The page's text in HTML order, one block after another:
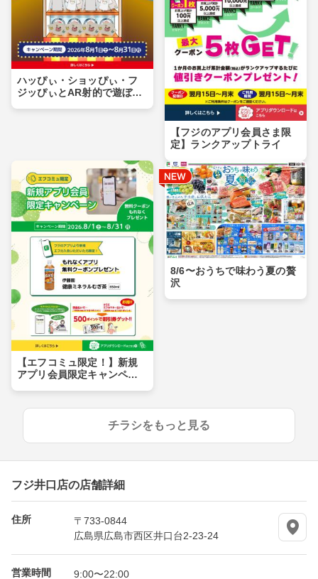
ハッぴぃ・ショッぴぃ・フ
ジッぴぃとAR射的で遊ぼ
【フジのアプリ会員さま限
定】ランクアップトライ
【エフコミュ限定！】新規
アプリ会員限定キャンペー
8/6〜おうちで味わう夏の贅
沢
チラシをもっと見る
フジ井口店の店舗詳細
住所
〒733-0844
広島県広島市西区井口台2-23-24
営業時間 9:00〜22:00